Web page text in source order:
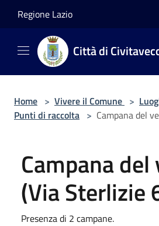
Regione Lazio
Città di
Home > Vivere il Comune >
Punti di raccolta > Campana del
Campana
(Via Sterlizie
Presenza di 2 campane.